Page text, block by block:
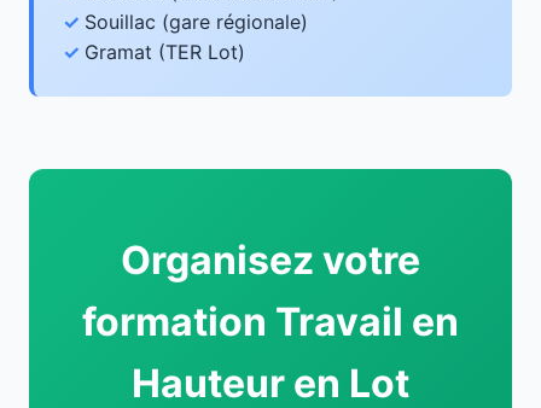
Souillac (gare régionale)
Gramat (TER Lot)
Organisez votre
formation Travail en
Hauteur en Lot